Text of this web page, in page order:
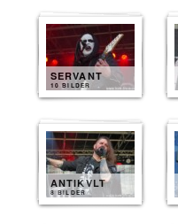
SERVANT
10 BILDER
ANTIKVLT
8 BILDER